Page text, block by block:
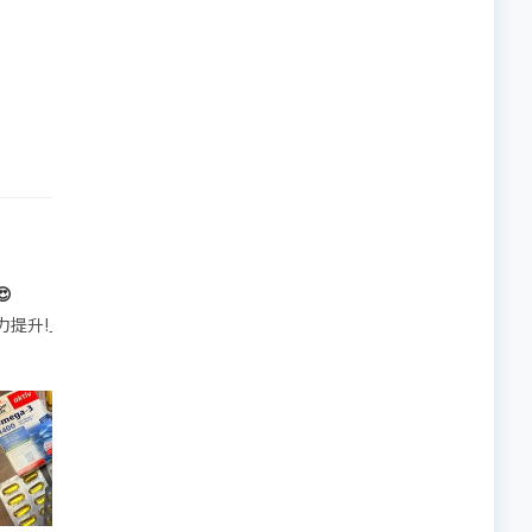
帶的行動電源機身已標示「10000mAh」，卻仍被要求當場丟
提升!｣ 長時間對住電腦､剪片寫稿,成日覺得眼睛乾澀､腦袋好似｢斷